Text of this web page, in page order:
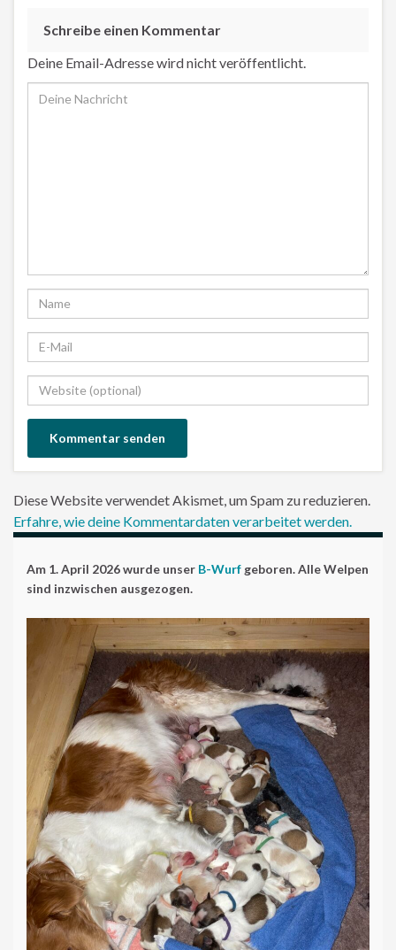
Schreibe einen Kommentar
Deine Email-Adresse wird nicht veröffentlicht.
Diese Website verwendet Akismet, um Spam zu reduzieren.
Erfahre, wie deine Kommentardaten verarbeitet werden.
Am 1. April 2026 wurde unser B-Wurf geboren. Alle Welpen
sind inzwischen ausgezogen.